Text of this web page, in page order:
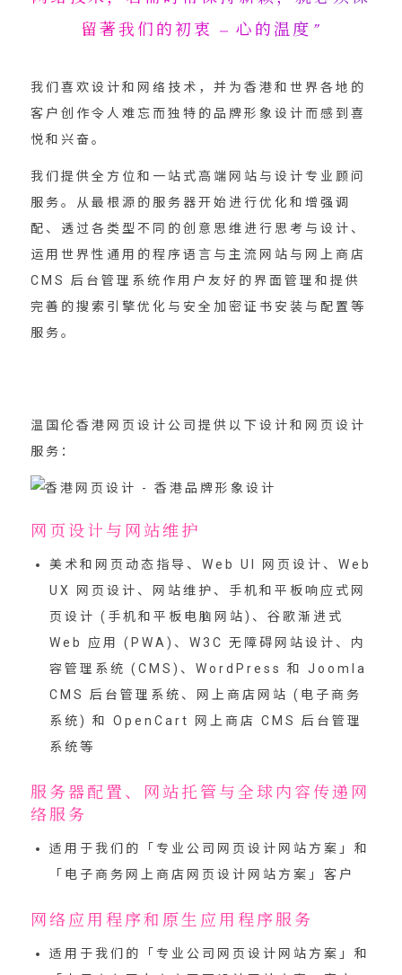
留著我们的初衷 – 心的温度”
我们喜欢设计和网络技术，并为香港和世界各地的
客户创作令人难忘而独特的品牌形象设计而感到喜
悦和兴奋。
我们提供全方位和一站式高端网站与设计专业顾问
服务。从最根源的服务器开始进行优化和增强调
配、透过各类型不同的创意思维进行思考与设计、
运用世界性通用的程序语言与主流网站与网上商店
CMS 后台管理系统作用户友好的界面管理和提供
完善的搜索引擎优化与安全加密证书安装与配置等
服务。
温国伦香港网页设计公司提供以下设计和网页设计
服务：
网页设计与网站维护
美术和网页动态指导、Web UI 网页设计、Web
UX 网页设计、网站维护、手机和平板响应式网
页设计 (手机和平板电脑网站)、谷歌渐进式
Web 应用 (PWA)、W3C 无障碍网站设计、内
容管理系统 (CMS)、WordPress 和 Joomla
CMS 后台管理系统、网上商店网站 (电子商务
系统) 和 OpenCart 网上商店 CMS 后台管理
系统等
服务器配置、网站托管与全球内容传递网
络服务
适用于我们的「 专业公司网页设计网站方案 」和
「 电子商务网上商店网页设计网站方案 」客户
网络应用程序和原生应用程序服务
适用于我们的「 专业公司网页设计网站方案 」和